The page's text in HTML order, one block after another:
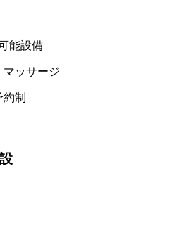
能設備
ッサージ
制